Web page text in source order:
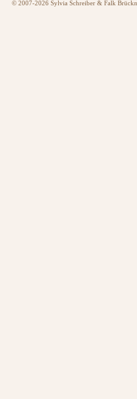
© 2007-2026 Sylvia Schreiber & Falk